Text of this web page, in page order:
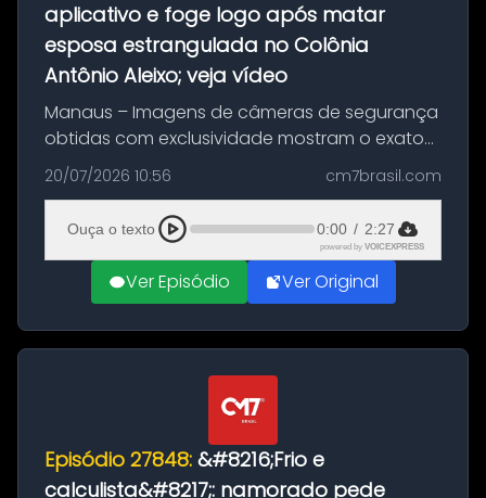
aplicativo e foge logo após matar
esposa estrangulada no Colônia
Antônio Aleixo; veja vídeo
Manaus – Imagens de câmeras de segurança
obtidas com exclusividade mostram o exato
momento da fuga do principal suspeito da
morte de Larissa Araújo, de 28 anos. O crime
ocorreu na noite deste último d...
20/07/2026 10:56 cm7brasil.com
Ouça o texto 0:00 / 2:27
powered by VOICEXPRESS
Ver Episódio Ver Original
Episódio 27848: &#8216;Frio e
calculista&#8217;: namorado pede